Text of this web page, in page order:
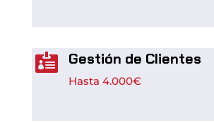
 Gestión de Clientes
Hasta 4.000€